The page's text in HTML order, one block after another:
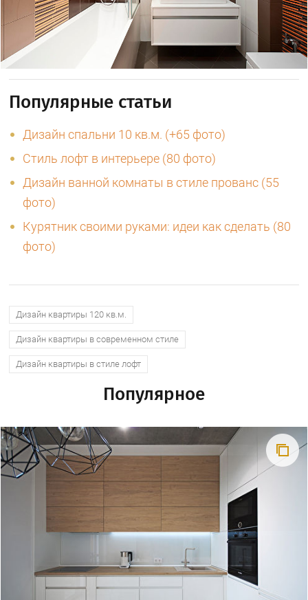
Популярные статьи
Дизайн спальни 10 кв.м. (+65 фото)
Стиль лофт в интерьере (80 фото)
Дизайн ванной комнаты в стиле прованс (55
фото)
Курятник своими руками: идеи как сделать (80
фото)
Дизайн квартиры 120 кв.м.
Дизайн квартиры в современном стиле
Дизайн квартиры в стиле лофт
Популярное